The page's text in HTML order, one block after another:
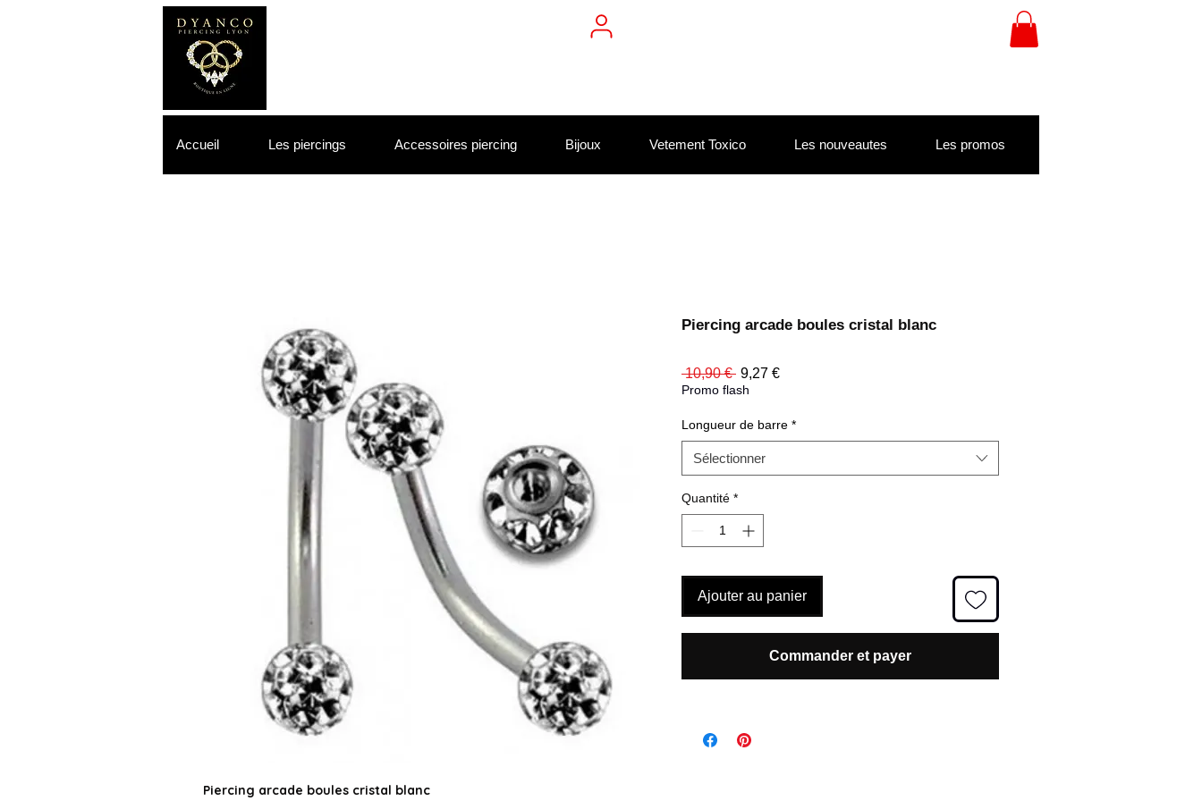
Accueil Les piercings Accessoires piercing Bijoux Vetement Toxico Les nouveautes Les promos
Piercing arcade boules cristal blanc
Piercing arcade boules cristal blanc
10,90 € Prix
original
9,27 €Prix
Promo flash
Longueur de barre *
Sélectionner
Quantité *
Ajouter au panier
Commander et payer